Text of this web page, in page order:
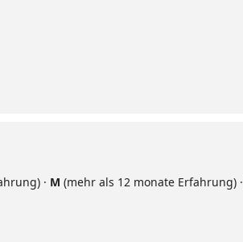
· M (mehr als 12 monate Erfahrung) ·